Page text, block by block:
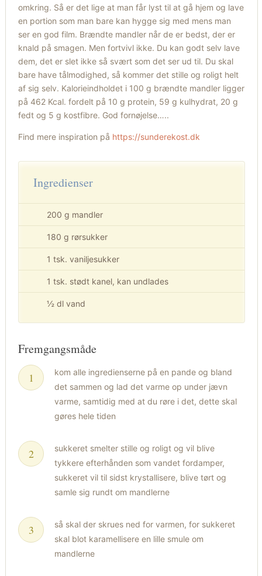
omkring. Så er det lige at man får lyst til at gå hjem og lave
en portion som man bare kan hygge sig med mens man
ser en god film. Brændte mandler når de er bedst, der er
knald på smagen. Men fortvivl ikke. Du kan godt selv lave
dem, det er slet ikke så svært som det ser ud til. Du skal
bare have tålmodighed, så kommer det stille og roligt helt
af sig selv. Kalorieindholdet i 100 g brændte mandler ligger
på 462 Kcal. fordelt på 10 g protein, 59 g kulhydrat, 20 g
fedt og 5 g kostfibre. God fornøjelse…..
Find mere inspiration på https://sunderekost.dk
Ingredienser
200 g mandler
180 g rørsukker
1 tsk. vaniljesukker
1 tsk. stødt kanel, kan undlades
½ dl vand
Fremgangsmåde
kom alle ingredienserne på en pande og bland
det sammen og lad det varme op under jævn
varme, samtidig med at du røre i det, dette skal
gøres hele tiden
sukkeret smelter stille og roligt og vil blive
tykkere efterhånden som vandet fordamper,
sukkeret vil til sidst krystallisere, blive tørt og
samle sig rundt om mandlerne
så skal der skrues ned for varmen, for sukkeret
skal blot karamellisere en lille smule om
mandlerne